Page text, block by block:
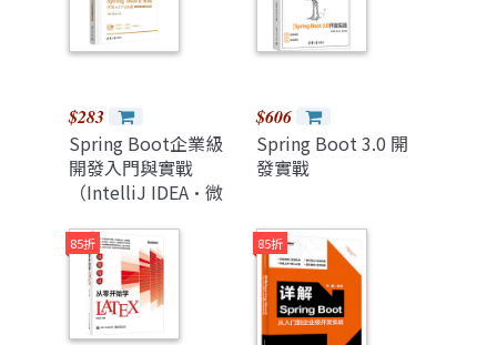
$283
Spring Boot企業級
開發入門與實戰
（IntelliJ IDEA·微
$606
Spring Boot 3.0 開
發實戰
85折 85折